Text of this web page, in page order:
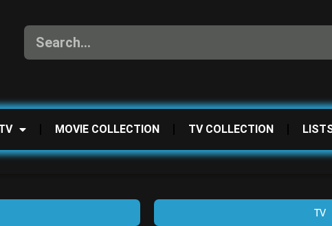
MOVIE COLLECTION TV COLLECTION
TV